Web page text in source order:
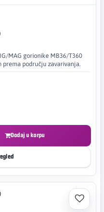
MAG gorionike MB36/T360
prema području zavarivanja.
Dodaj u korpu